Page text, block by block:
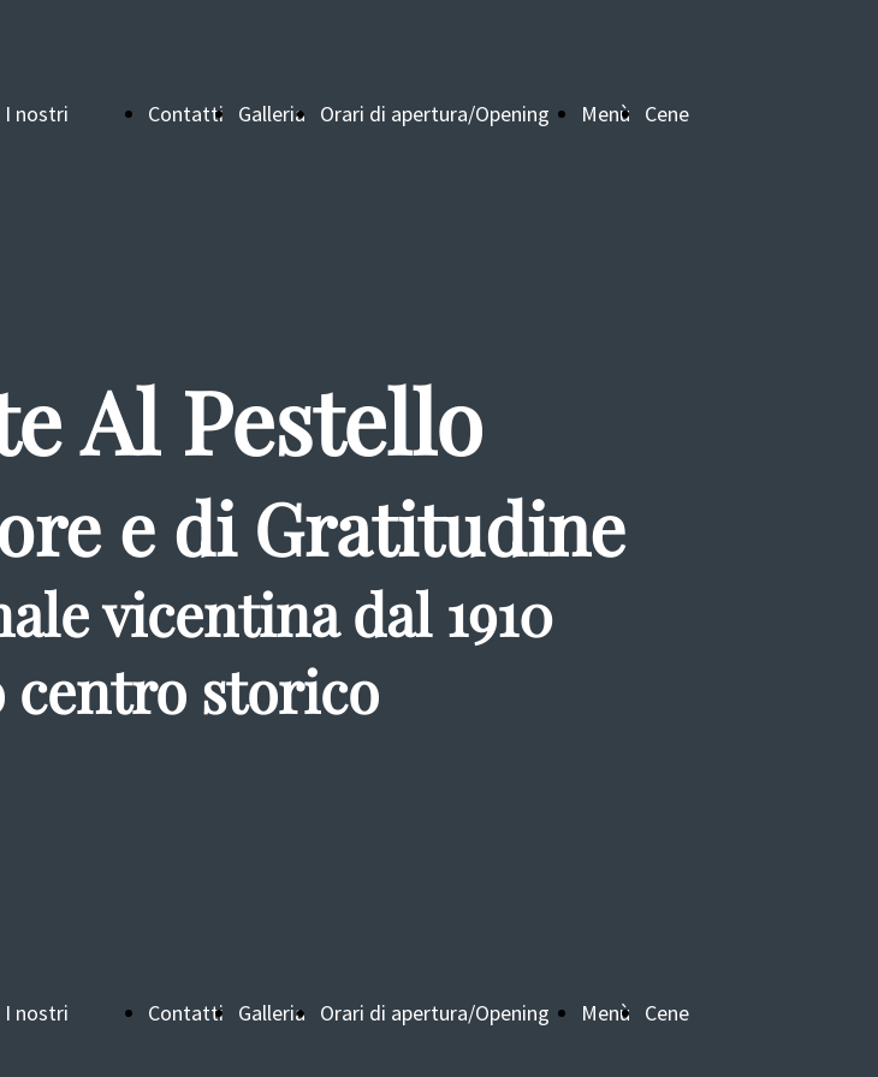
I nostri Contatti Galleria Orari di apertura/Opening Menù Cene
Al Pestello
e di Gratitudine
vicentina dal 1910
centro storico
I nostri Contatti Galleria Orari di apertura/Opening Menù Cene